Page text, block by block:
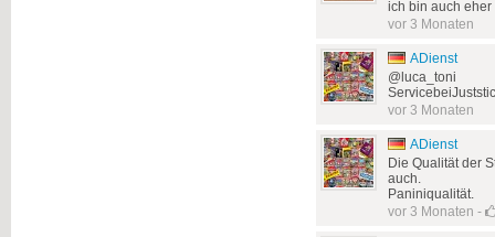
ich bin auch
vor 3 Monaten
ADienst
@luca_toni
vor 3 Monaten
ADienst
Die Qualität der
auch.
Paniniqualität.
vor 3 Monaten -